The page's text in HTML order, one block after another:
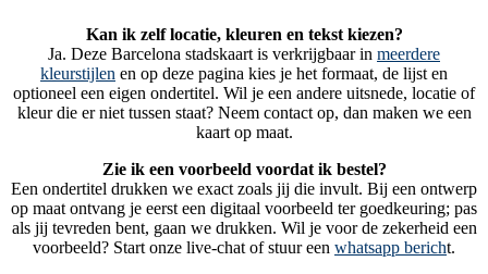
Kan ik zelf locatie, kleuren en tekst kiezen?
Ja. Deze Barcelona stadskaart is verkrijgbaar in meerdere
kleurstijlen en op deze pagina kies je het formaat, de lijst en
optioneel een eigen ondertitel. Wil je een andere uitsnede, locatie of
kleur die er niet tussen staat? Neem contact op, dan maken we een
kaart op maat.
Zie ik een voorbeeld voordat ik bestel?
Een ondertitel drukken we exact zoals jij die invult. Bij een ontwerp
op maat ontvang je eerst een digitaal voorbeeld ter goedkeuring; pas
als jij tevreden bent, gaan we drukken. Wil je voor de zekerheid een
voorbeeld? Start onze live-chat of stuur een whatsapp bericht.